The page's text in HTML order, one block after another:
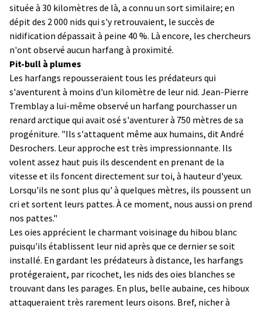
située à 30 kilomètres de là, a connu un sort similaire; en
dépit des 2 000 nids qui s'y retrouvaient, le succès de
nidification dépassait à peine 40 %. Là encore, les chercheurs
n'ont observé aucun harfang à proximité.
Pit-bull à plumes
Les harfangs repousseraient tous les prédateurs qui
s'aventurent à moins d'un kilomètre de leur nid. Jean-Pierre
Tremblay a lui-même observé un harfang pourchasser un
renard arctique qui avait osé s'aventurer à 750 mètres de sa
progéniture. "Ils s'attaquent même aux humains, dit André
Desrochers. Leur approche est très impressionnante. Ils
volent assez haut puis ils descendent en prenant de la
vitesse et ils foncent directement sur toi, à hauteur d'yeux.
Lorsqu'ils ne sont plus qu' à quelques mètres, ils poussent un
cri et sortent leurs pattes. À ce moment, nous aussi on prend
nos pattes."
Les oies apprécient le charmant voisinage du hibou blanc
puisqu'ils établissent leur nid après que ce dernier se soit
installé. En gardant les prédateurs à distance, les harfangs
protégeraient, par ricochet, les nids des oies blanches se
trouvant dans les parages. En plus, belle aubaine, ces hiboux
attaqueraient très rarement leurs oisons. Bref, nicher à